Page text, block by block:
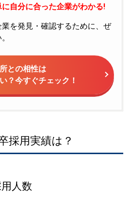
自分に合った企業がわかる!
を発見・確認するために、ぜ
との相性は
？今すぐチェック！
採用実績は？
人数